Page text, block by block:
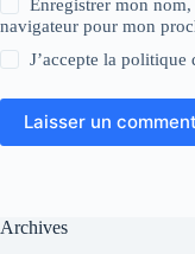
Enregistrer mon
navigateur pour mon
J’accepte lapolitique
Laisser un
Archives